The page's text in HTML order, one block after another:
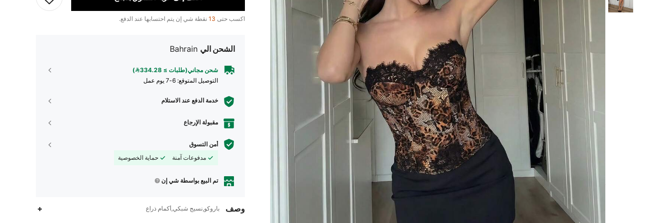
اكسب حتى 13 نقطة شي إن يتم احتسابها عند الدفع.
الشحن الي Bahrain
شحن مجاني(طلبات ≥ 334.28)
التوصيل المتوقع: 6-7 يوم عمل
خدمة الدفع عند الاستلام
مقبولة الإرجاع
أمن التسوق
مدفوعات آمنة
حماية الخصوصية
تم البيع بواسطة شي إن
وصف باروكو,نسيج شبكي,أكمام ذراع